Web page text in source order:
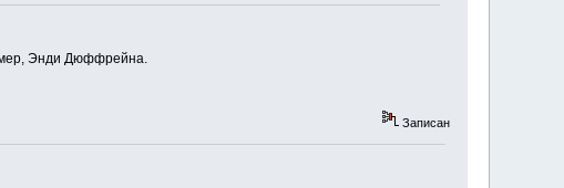
Энди Дюффрейна.
Записан